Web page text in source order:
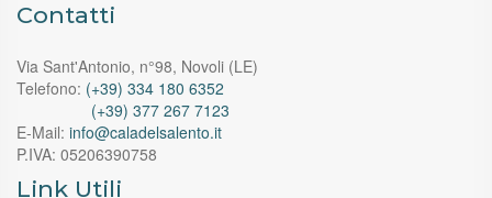
Contatti
Via Sant'Antonio, n°98, Novoli (LE)
Telefono: (+39) 334 180 6352
(+39) 377 267 7123
E-Mail: info@caladelsalento.it
P.IVA: 05206390758
Link Utili